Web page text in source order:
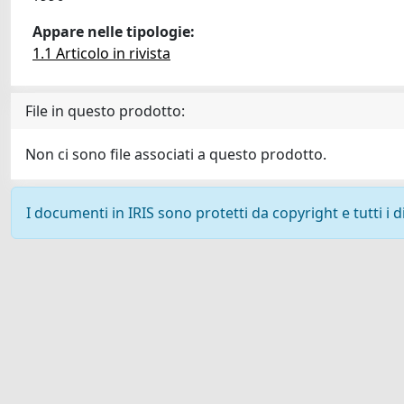
Appare nelle tipologie:
1.1 Articolo in rivista
File in questo prodotto:
Non ci sono file associati a questo prodotto.
I documenti in IRIS sono protetti da copyright e tutti i